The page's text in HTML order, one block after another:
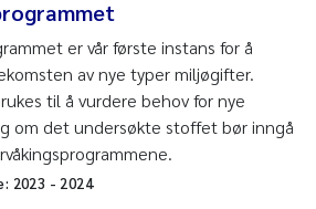
er vår første instans for å
av nye typer miljøgifter.
til å vurdere behov for nye
om det undersøkte stoffet bør inngå
2023 - 2024